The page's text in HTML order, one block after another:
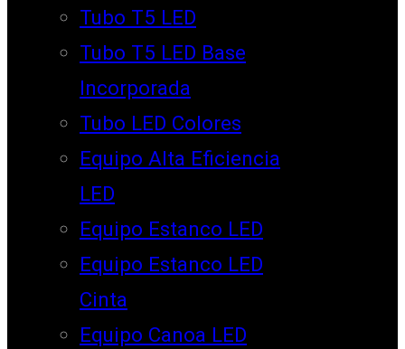
Tubo T5 LED
Tubo T5 LED Base
Incorporada
Tubo LED Colores
Equipo Alta Eficiencia
LED
Equipo Estanco LED
Equipo Estanco LED
Cinta
Equipo Canoa LED